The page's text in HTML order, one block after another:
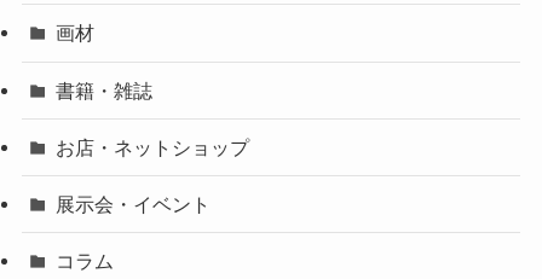
画材
書籍・雑誌
お店・ネットショップ
展示会・イベント
コラム